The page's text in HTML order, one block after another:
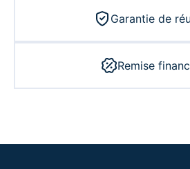
Garantie de
Remise